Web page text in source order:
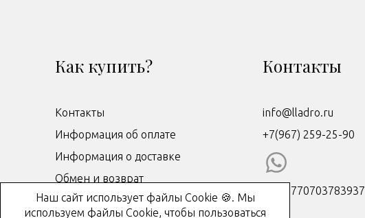
Как купить?
Контакты
Информация об оплате
Информация о доставке
Обмен и возврат
Договор-оферта
Контакты
info@lladro.ru
+7(967) 259-25-90
ИНН: 770703783937
Наш сайт использует файлы Cookie 🍪. Мы
используем файлы Cookie, чтобы пользоваться